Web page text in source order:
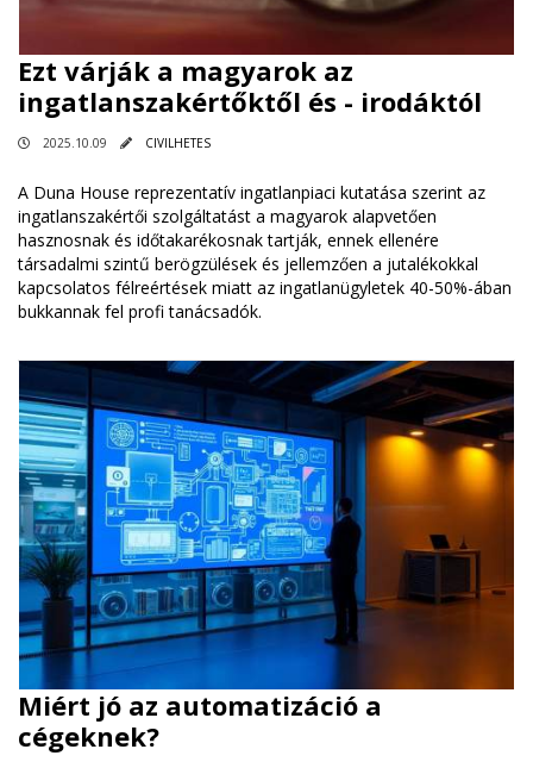
Ezt várják a magyarok az
ingatlanszakértőktől és - irodáktól
2025.10.09 CIVILHETES
A Duna House reprezentatív ingatlanpiaci kutatása szerint az
ingatlanszakértői szolgáltatást a magyarok alapvetően
hasznosnak és időtakarékosnak tartják, ennek ellenére
társadalmi szintű berögzülések és jellemzően a jutalékokkal
kapcsolatos félreértések miatt az ingatlanügyletek 40-50%-ában
bukkannak fel profi tanácsadók.
Miért jó az automatizáció a
cégeknek?